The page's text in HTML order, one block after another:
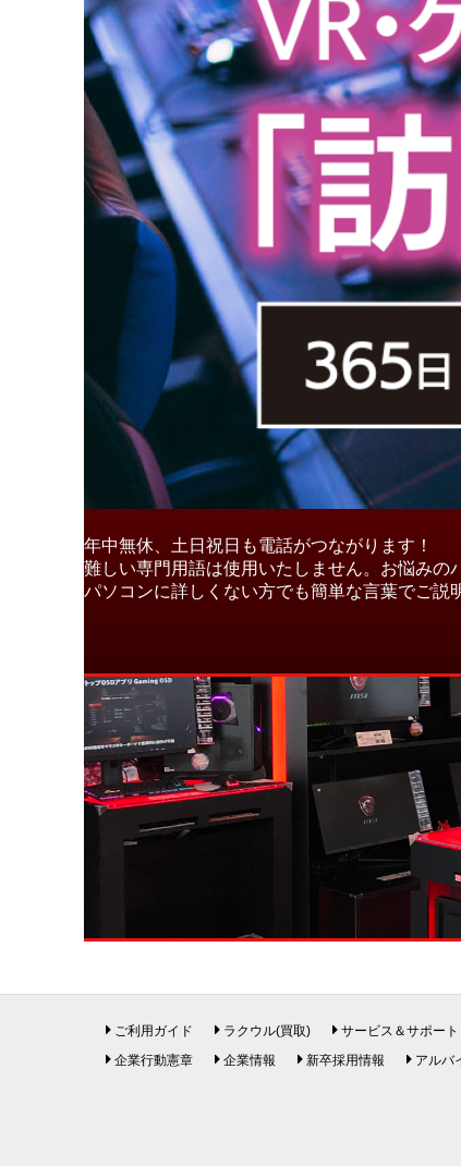
年中無休、土日祝日も電話がつながります！
難しい専門用語は使用いたしません。お悩みの
パソコンに詳しくない方でも簡単な言葉でご説
ご利用ガイド ラクウル(買取) サービス＆サポート
企業行動憲章
企業情報 新卒採用情報 アルバ